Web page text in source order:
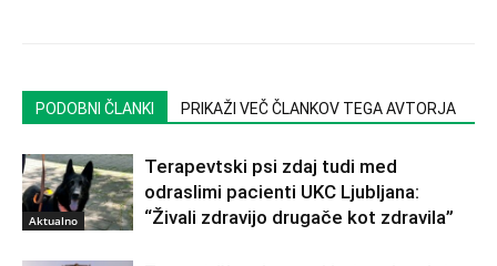
PODOBNI ČLANKI PRIKAŽI VEČ ČLANKOV TEGA AVTORJA
Aktualno
Terapevtski psi zdaj tudi med
odraslimi pacienti UKC Ljubljana:
“Živali zdravijo drugače kot zdravila”